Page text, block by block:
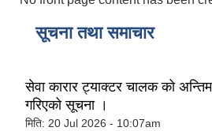
सूचना तथा समाचार
सेवा कारार ट्याक्टर चालक को
गरिएको सूचना ।
मिति: 20 Jul 2026 - 10:07am